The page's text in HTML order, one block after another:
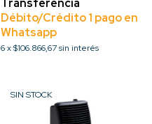
6x$106.866,67sin interés
SIN STOCK